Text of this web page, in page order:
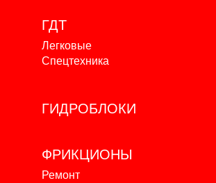
ГДТ
Легковые
Спецтехника
ГИДРОБЛОКИ
ФРИКЦИОНЫ
Ремонт